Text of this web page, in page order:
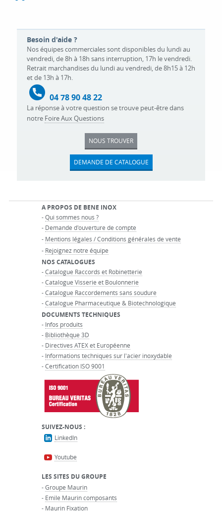
Besoin d'aide ?
Nos équipes commerciales sont disponibles du lundi au
vendredi, de 8h à 18h sans interruption, 17h le vendredi.
Retrait marchandises du lundi au vendredi, de 8h15 à 12h
et de 13h à 17h.
04 78 90 48 22
La réponse à votre question se trouve peut-être dans
notre Foire Aux Questions
NOUS TROUVER
DEMANDE DE CATALOGUE
A PROPOS DE BENE INOX
-Qui sommes nous ?
- Demande d'ouverture de compte
- Mentions légales / Conditions générales de vente
- Rejoignez notre équipe
NOS CATALOGUES
-Catalogue Raccords et Robinetterie
-Catalogue Visserie et Boulonnerie
-Catalogue Raccordements sans soudure
-Catalogue Pharmaceutique & Biotechnologique
DOCUMENTS TECHNIQUES
- Infos produits
- Bibliothèque 3D
- Directives ATEX et Européenne
- Informations techniques sur l'acier inoxydable
-Certification ISO 9001
SUIVEZ-NOUS :
LinkedIn
Youtube
LES SITES DU GROUPE
-Groupe Maurin
- Emile Maurin composants
- Maurin Fixation